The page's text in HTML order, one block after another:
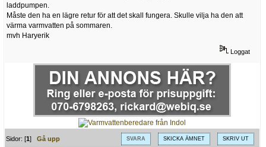
laddpumpen.
Måste den ha en lägre retur för att det skall fungera. Skulle vilja ha den att
värma varmvatten på sommaren.
mvh Haryerik
Loggat
SVARA SKICKA ÄMNET SKRIV UT
Sidor: [1]Gå upp